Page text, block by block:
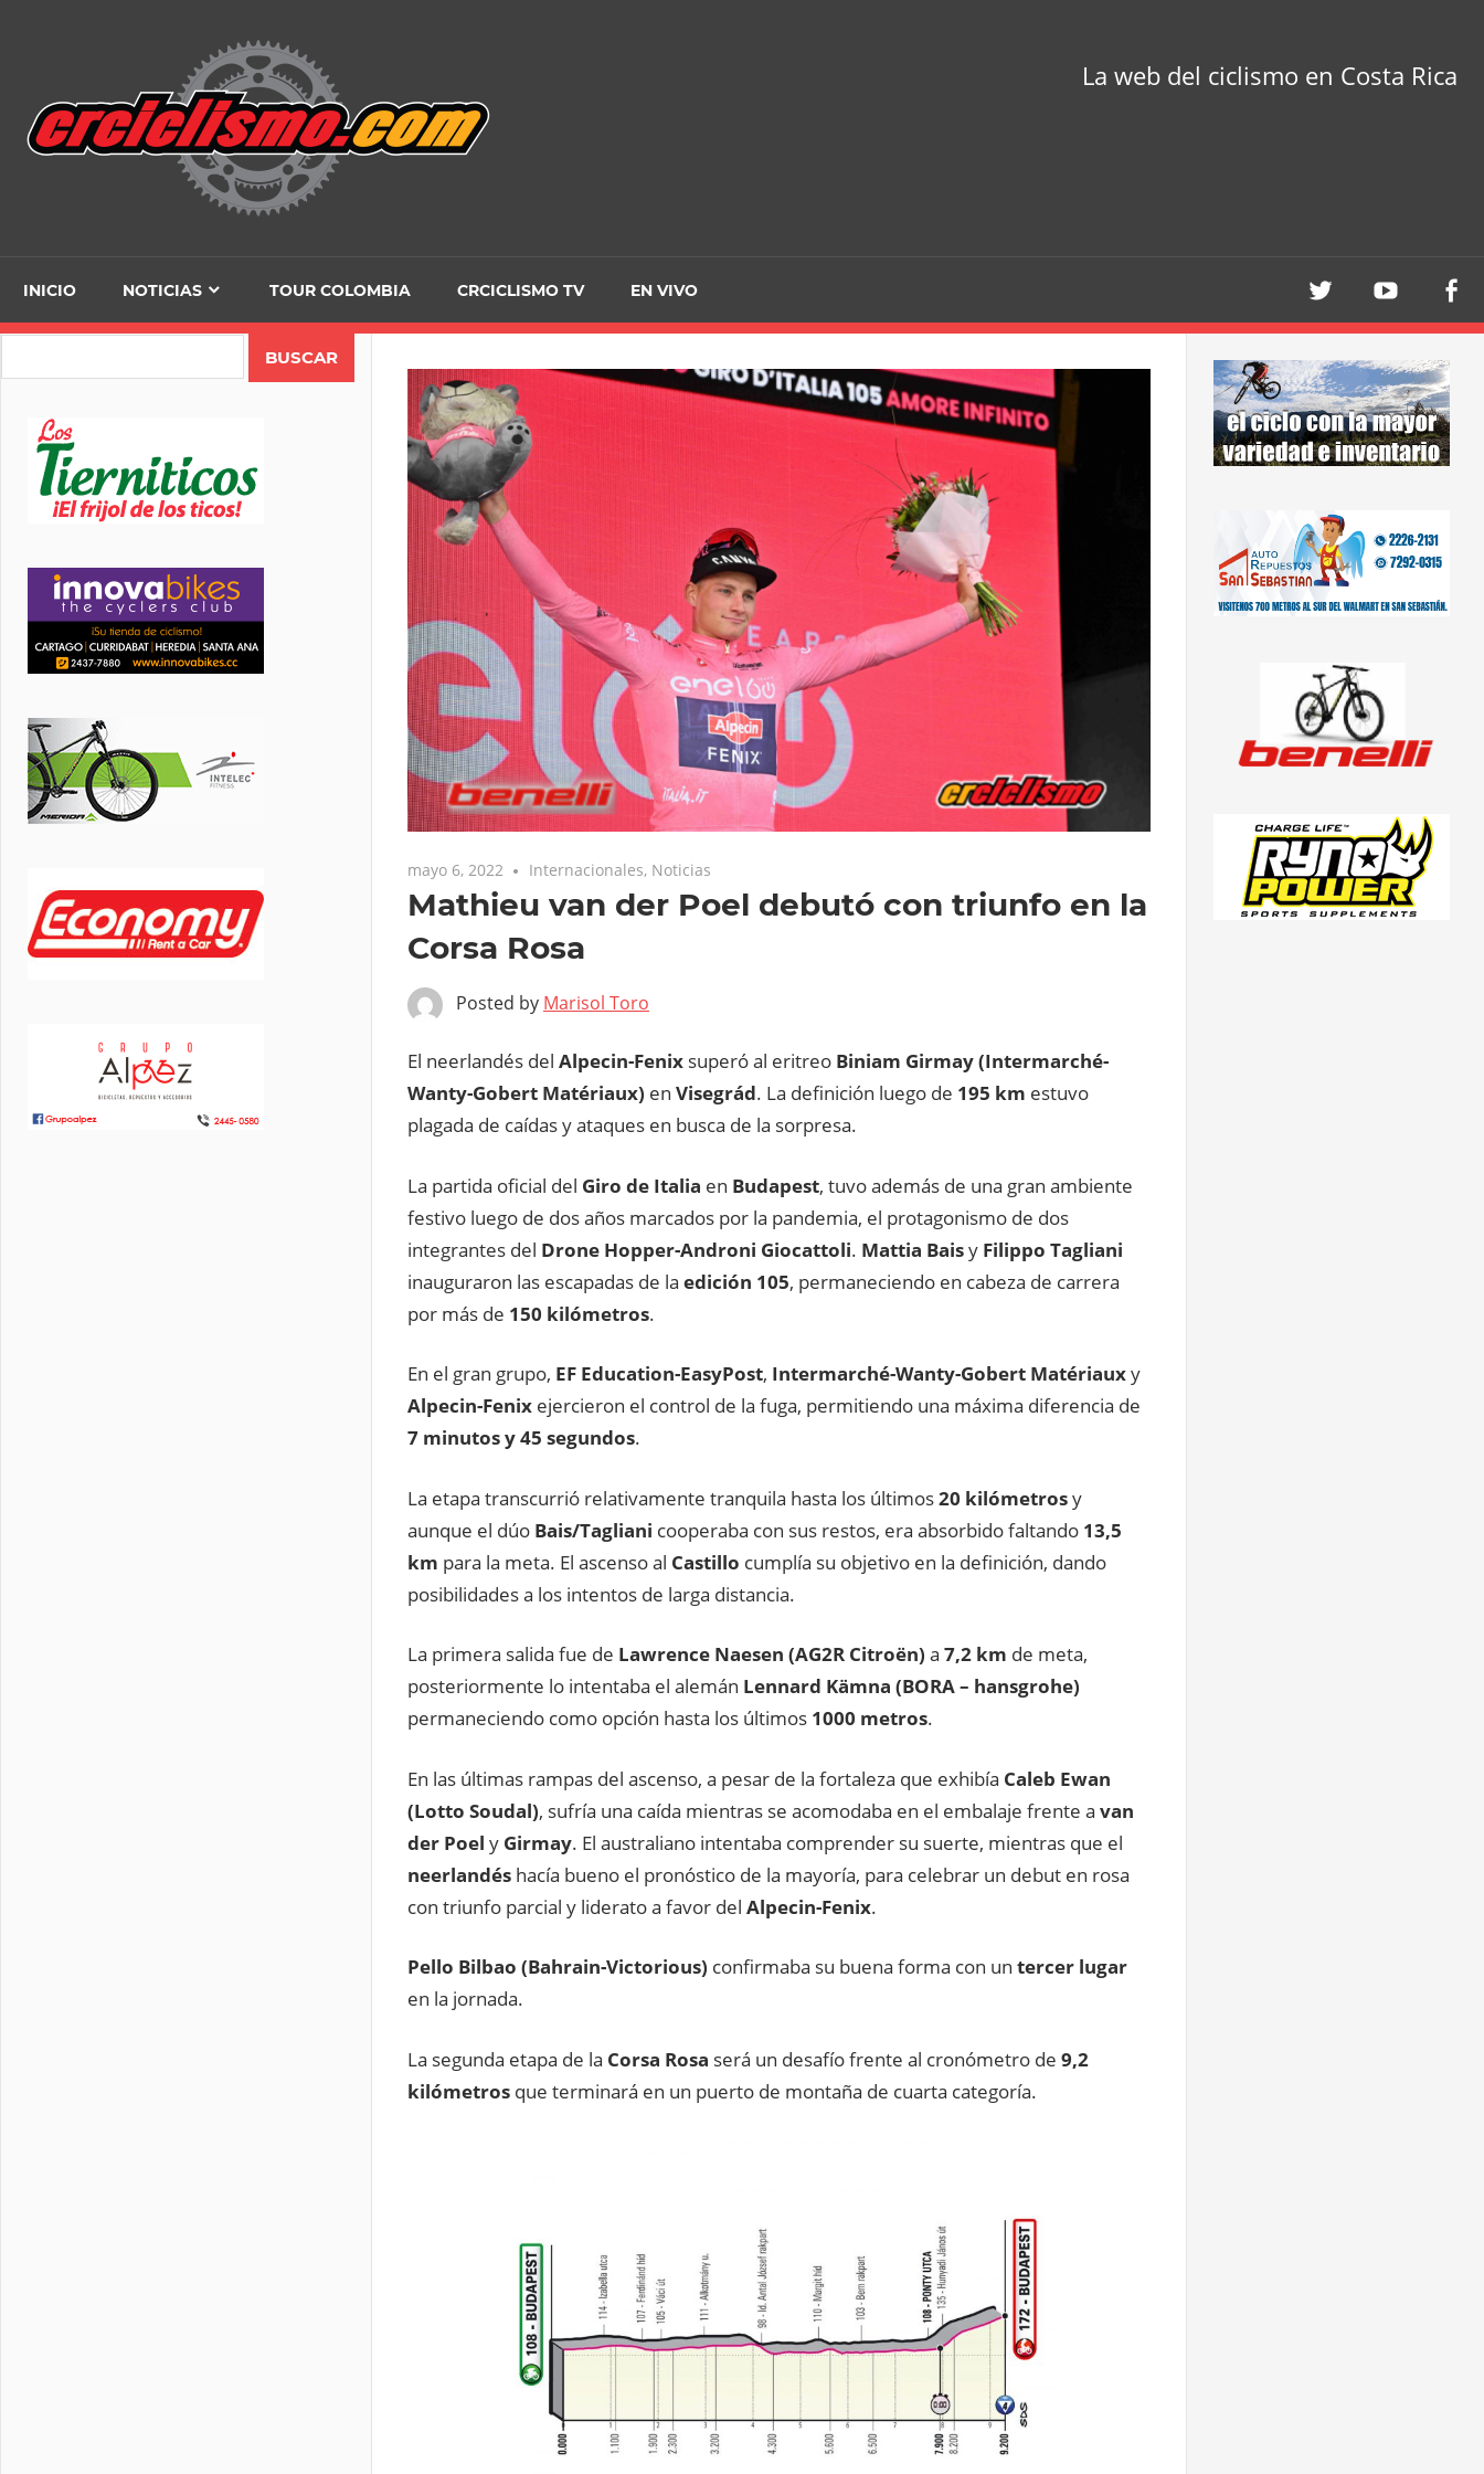
La web del ciclismo en Costa Rica
INICIO NOTICIAS TOUR COLOMBIA CRCICLISMO TV EN VIVO
mayo 6, 2022 Internacionales, Noticias
Mathieu van der Poel debutó con triunfo en la
Corsa Rosa
Posted by Marisol Toro
El neerlandés del Alpecin-Fenix superó al eritreo Biniam Girmay (Intermarché-
Wanty-Gobert Matériaux) en Visegrád. La definición luego de 195 km estuvo
plagada de caídas y ataques en busca de la sorpresa.
La partida oficial del Giro de Italia en Budapest, tuvo además de una gran ambiente
festivo luego de dos años marcados por la pandemia, el protagonismo de dos
integrantes del Drone Hopper-Androni Giocattoli. Mattia Baisy Filippo Tagliani
inauguraron las escapadas de la edición 105, permaneciendo en cabeza de carrera
por más de 150 kilómetros.
En el gran grupo, EF Education-EasyPost, Intermarché-Wanty-Gobert Matériauxy
Alpecin-Fenix ejercieron el control de la fuga, permitiendo una máxima diferencia de
7 minutos y 45 segundos.
La etapa transcurrió relativamente tranquila hasta los últimos20 kilómetrosy
aunque el dúo Bais/Tagliani cooperaba con sus restos, era absorbido faltando 13,5
km para la meta. El ascenso al Castillo cumplía su objetivo en la definición, dando
posibilidades a los intentos de larga distancia.
La primera salida fue de Lawrence Naesen (AG2R Citroën) a 7,2 km de meta,
posteriormente lo intentaba el alemán Lennard Kämna (BORA – hansgrohe)
permaneciendo como opción hasta los últimos 1000 metros.
En las últimas rampas del ascenso, a pesar de la fortaleza que exhibía Caleb Ewan
(Lotto Soudal), sufría una caída mientras se acomodaba en el embalaje frente a van
der Poel y Girmay. El australiano intentaba comprender su suerte, mientras que el
neerlandés hacía bueno el pronóstico de la mayoría, para celebrar un debut en rosa
con triunfo parcial y liderato a favor del Alpecin-Fenix.
Pello Bilbao (Bahrain-Victorious) confirmaba su buena forma con un tercer lugar
en la jornada.
La segunda etapa de la Corsa Rosa será un desafío frente al cronómetro de 9,2
kilómetros que terminará en un puerto de montaña de cuarta categoría.